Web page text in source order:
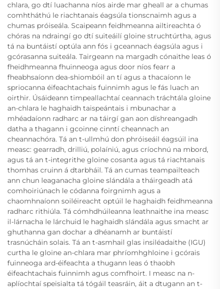
chlara, go dtí luachanna níos airde mar gheall ar a chumas
comhtháthú le riachtanais éagsúla tionscnaimh agus a
chumas próiseála. Scaipeann feidhmeanna ailtireachta ó
chóras na ndraingí go dtí suiteáilí gloine struchtúrtha, agus
tá na buntáistí optúla ann fós i gceannach éagsúla agus i
gcórasanna suiteála. Tairgeann na margadh cónaithe leas ó
fheidhmeanna fhuinneoga agus door níos fearr a
fheabhsaíonn dea-shiombóil an tí agus a thacaíonn le
spriocanna éifeachtachais fuinnimh agus le fás luach an
oirthir. Úsáideann timpeallachtaí ceannach tráchtála gloine
an-chlara le haghaidh taispeántais i mbunachar a
mhéadaíonn radharc ar na táirgí gan aon díshreangadh
datha a thagann i gcoinne cinntí cheannach an
cheannachóra. Tá an t-ullmhú don phróiseáil éagsúil ina
measc: gearradh, drilliú, polaíniú, agus críochnú na mbord,
agus tá an t-integrithe gloine cosanta agus tá riachtanais
thomhas cruinn á dtarbháil. Tá an cumas teampailteach
ann chun leaganacha gloine slándála a tháirgeadh atá
comhoiriúnach le códanna foirgnimh agus a
chaomhnaíonn soiléireacht optúil le haghaidh feidhmeanna
radharc rithiúla. Tá cómhdhúileanna leathnaithe ina measc
il-lárnacha le lárchuid le haghaidh slándála agus smacht ar
ghuthanna gan dochar a dhéanamh ar buntáistí
trasnúcháin solais. Tá an t-asmhail glas insiléadaithe (IGU)
curtha le gloine an-chlara mar phríomhghloine i gcórais
fuinneoga ard-éifeachta a thugann leas ó thaobh
éifeachtachais fuinnimh agus comfhoirt. I measc na n-
aplíochtaí speisialta tá tógáil teasráin, áit a dtugann an t-